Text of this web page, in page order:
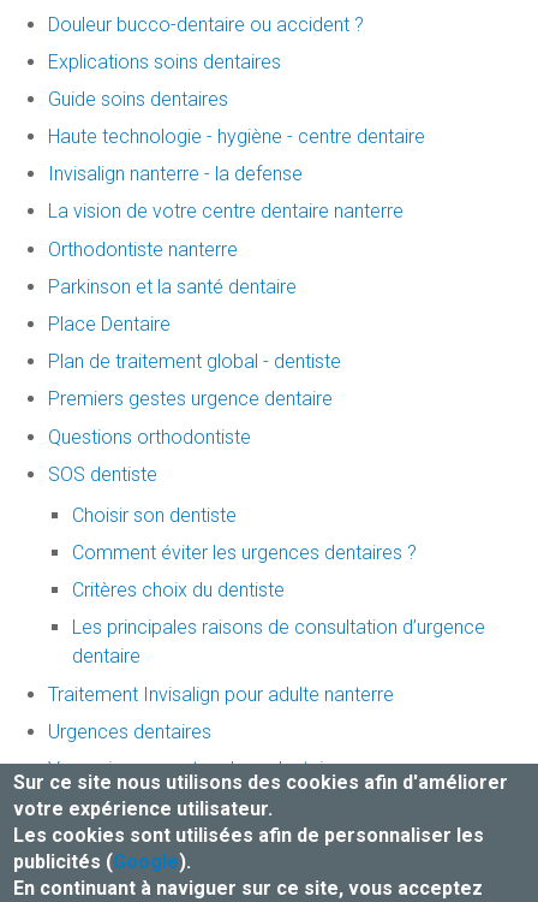
Douleur bucco-dentaire ou accident ?
Explications soins dentaires
Guide soins dentaires
Haute technologie - hygiène - centre dentaire
Invisalign nanterre - la defense
La vision de votre centre dentaire nanterre
Orthodontiste nanterre
Parkinson et la santé dentaire
Place Dentaire
Plan de traitement global - dentiste
Premiers gestes urgence dentaire
Questions orthodontiste
SOS dentiste
Choisir son dentiste
Comment éviter les urgences dentaires ?
Critères choix du dentiste
Les principales raisons de consultation d’urgence
dentaire
Traitement Invisalign pour adulte nanterre
Urgences dentaires
Vos soins en centre place dentaire
orthodontiste nanterre
Mentions légales et Traitement des données
Sur ce site nous utilisons des cookies afin d'améliorer
votre expérience utilisateur.
Les cookies sont utilisées afin de personnaliser les
publicités (Google).
En continuant à naviguer sur ce site, vous acceptez